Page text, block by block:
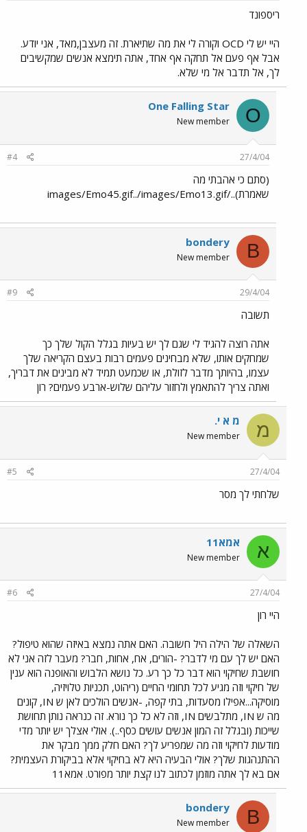
ריספונד
היי יש לי OCD וקורה לי את מה שתיארת. זה מעצבן,מאד, אני יודע.
אבל אף פעם אל תחקה אף אחד, אתה תימצא אנשים שמקשיבים
לך, אל תדבר אל מי שלא.
O
One Falling Star
New member
27/4/04
#4
(סתם כי אהבתי מה
שאמרת)../images/Emo45.gif../images/Emo13.gif
B
bondery
New member
29/4/04
#9
תשובה
אתה רוצה להגיד לי שגם לך יש בעיות בגלל הקול שלך כך
שמחקים אותו, שלא מבחינים פעמים רבות בעצם הקריאה שלך
עצמו, בהיותך מדבר לזולת, או שכמעט תמיד לא מבינים את דבריך,
ואתה צריך להתאמץ ולחזור עליהם שלוש-ארבע פעמים? רון
מ מ א י.
New member
27/4/04
#5
שלחתי לך מסר
א אמא11
New member
27/4/04
#6
היי רון
השאלה של הילה היל חשובה. האם אתה נמצא באיזה שהוא טיפול?
האם יש לך עם מי לדבר? -הורים, אח, אחות, חבר? מעבר לזה אני לא
חושבת שחיקוי הוא דבר כל כך רע. כל נושא הלבוש והאופנה הוא ענין
של חיקוי וזה מגיע לכל תחומי החיים (ריהוט, תכניות טלויזיה,
מוסיקה...אפילו מסעדות, בתי קפה, -אנשים הולכים לאן ש IN, קונים
מה ש IN, מתלבשים IN, וזה לא כל כך נורא. זה כנראה נותן תחושת
שייכות (ובגלל זה המון אנשים עושים כסף..). אולי אצלך יש יותר מדי
מודעות לחיקוי וזה מה שמפריע לך? האם חלק ממך מבקר את
ההתנהגות שלך? אולי הבעיה היא לא בחיקוי אלא בביקורת העצמית?
אם בא לך אתה מוזמן לכתוב לנו קצת יותר מפורט. אמא11
B
bondery
New member